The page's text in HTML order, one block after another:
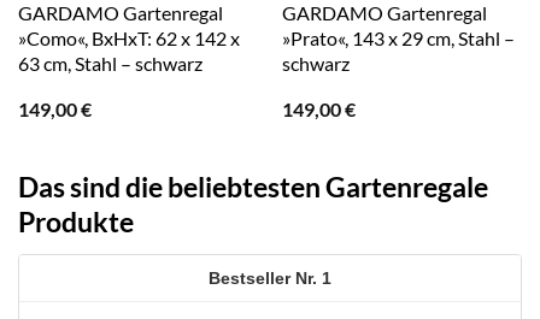
GARDAMO Gartenregal
»Como«, BxHxT: 62 x 142 x
63 cm, Stahl – schwarz
149,00€
GARDAMO Gartenregal
»Prato«, 143 x 29 cm, Stahl –
schwarz
149,00€
Das sind die beliebtesten Gartenregale
Produkte
1